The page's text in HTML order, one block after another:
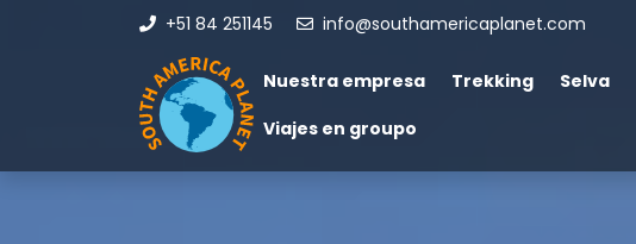
+51 84 251145 info@southamericaplanet.com
Nuestra empresa Trekking Selva
Viajes en groupo